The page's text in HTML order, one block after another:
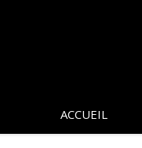
ACCUEIL